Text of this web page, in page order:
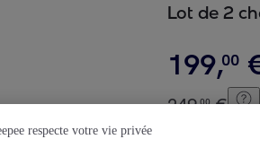
Lot de 2
199,00
249,00 €
respecte votre vie privée